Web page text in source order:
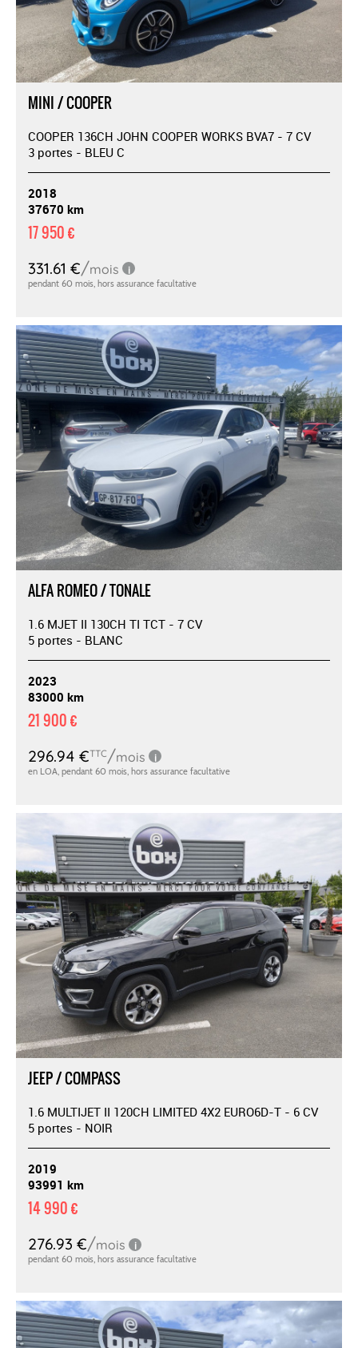
MINI / COOPER
COOPER 136CH JOHN COOPER WORKS BVA7 - 7 CV
3 portes - BLEU C
2018
37670 km
17 950 €
ALFA ROMEO / TONALE
1.6 MJET II 130CH TI TCT - 7 CV
5 portes - BLANC
2023
83000 km
21 900 €
JEEP / COMPASS
1.6 MULTIJET II 120CH LIMITED 4X2 EURO6D-T - 6 CV
5 portes - NOIR
2019
93991 km
14 990 €